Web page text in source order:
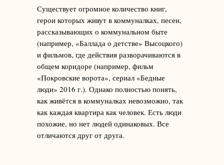
Существует огромное количество книг,
герои которых живут в коммуналках, песен,
рассказывающих о коммунальном быте
(например, «Баллада о детстве» Высоцкого)
и фильмов, где действия разворачиваются в
общем коридоре (например, фильм
«Покровские ворота», сериал «Бедные
люди» 2016 г.). Однако полностью понять,
как живётся в коммуналках невозможно, так
как каждая квартира как человек. Есть люди
похожие, но нет людей одинаковых. Все
отличаются друг от друга.